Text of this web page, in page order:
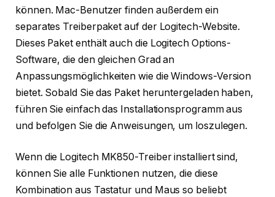
können. Mac-Benutzer finden außerdem ein
separates Treiberpaket auf der Logitech-Website.
Dieses Paket enthält auch die Logitech Options-
Software, die den gleichen Grad an
Anpassungsmöglichkeiten wie die Windows-Version
bietet. Sobald Sie das Paket heruntergeladen haben,
führen Sie einfach das Installationsprogramm aus
und befolgen Sie die Anweisungen, um loszulegen.
Wenn die Logitech MK850-Treiber installiert sind,
können Sie alle Funktionen nutzen, die diese
Kombination aus Tastatur und Maus so beliebt